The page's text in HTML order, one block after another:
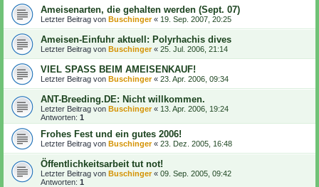
Ameisenarten, die gehalten werden (Sept. 07)
Letzter Beitrag von Buschinger« 19. Sep. 2007, 20:25
Ameisen-Einfuhr aktuell: Polyrhachis dives
Letzter Beitrag von Buschinger« 25. Jul. 2006, 21:14
VIEL SPASS BEIM AMEISENKAUF!
Letzter Beitrag von Buschinger« 23. Apr. 2006, 09:34
ANT-Breeding.DE: Nicht willkommen.
Letzter Beitrag von Buschinger« 13. Apr. 2006, 19:24
Antworten: 1
Frohes Fest und ein gutes 2006!
Letzter Beitrag von Buschinger« 23. Dez. 2005, 16:48
Öffentlichkeitsarbeit tut not!
Letzter Beitrag von Buschinger« 09. Sep. 2005, 09:42
Antworten: 1